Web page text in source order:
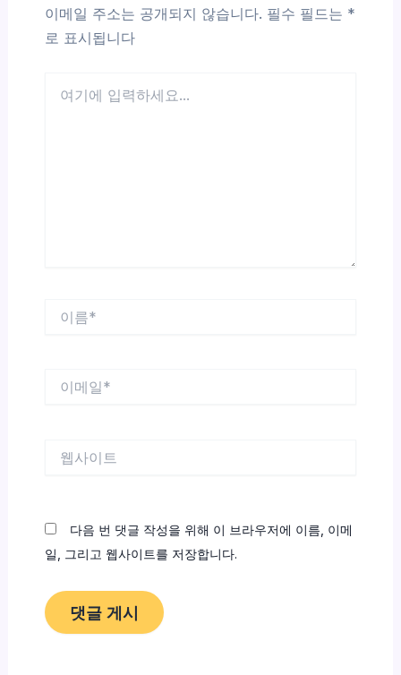
이메일 주소는 공개되지 않습니다. 필수 필드는 *
로 표시됩니다
다음 번 댓글 작성을 위해 이 브라우저에 이름, 이메
일, 그리고 웹사이트를 저장합니다.